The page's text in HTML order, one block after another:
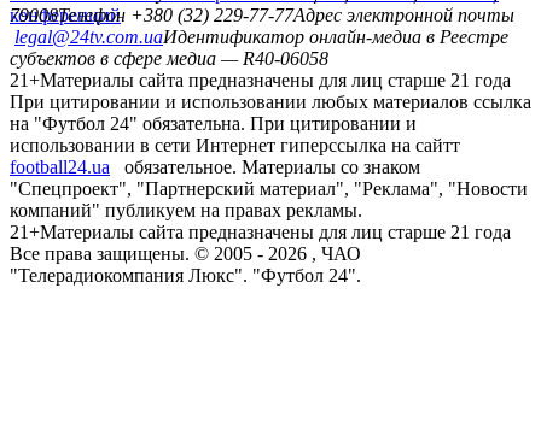
конференций
79008Телефон +380 (32) 229-77-77Адрес электронной почты
legal@24tv.com.uaИдентификатор онлайн-медиа в Реестре
субъектов в сфере медиа — R40-06058
21+Материалы сайта предназначены для лиц старше 21 года
При цитировании и использовании любых материалов ссылка
на "Футбол 24" обязательна. При цитировании и
использовании в сети Интернет гиперссылка на сайтт
football24.ua
обязательное. Материалы со знаком
"Спецпроект", "Партнерский материал", "Реклама", "Новости
компаний" публикуем на правах рекламы.
21+Материалы сайта предназначены для лиц старше 21 года
Все права защищены. © 2005 - 2026 , ЧАО
"Телерадиокомпания Люкс". "Футбол 24".